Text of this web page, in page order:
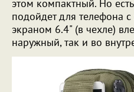
этом компактный. Но
подойдет для телефона
экраном 6.4" (в чехле)
наружный, так и во